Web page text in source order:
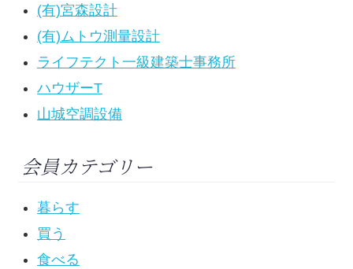
(有)宮森設計
(有)ムトウ測量設計
ライフテクト一級建築士事務所
ハウザーT
山城空調設備
会員カテゴリー
暮らす
買う
食べる